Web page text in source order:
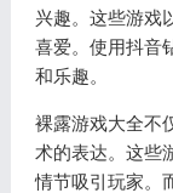
兴趣。这些游戏
喜爱。使用抖音
和乐趣。
裸露游戏大全不
术的表达。这些
情节吸引玩家。